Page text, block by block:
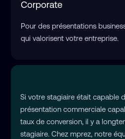
Corporate
Pour des présentations
qui valorisent votre entreprise.
Si votre stagiaire était capable
présentation commerciale
taux de conversion, il y a
stagiaire. Chez mprez, notre